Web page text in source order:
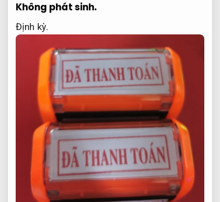
Không phát sinh.
Định kỳ.